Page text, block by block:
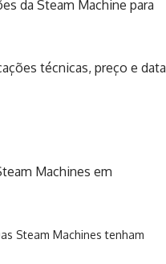
da Steam Machine para
técnicas, preço e data
Machines em
Steam Machines tenham